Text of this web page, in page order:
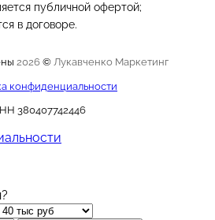
публичной офертой;
в договоре.
2026 © Лукавченко Маркетинг
конфиденциальности
380407742446